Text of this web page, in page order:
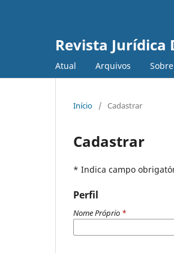
Revista Jurídica
Atual Arquivos Sobre
Início / Cadastrar
Cadastrar
* Indica campo
Perfil
Nome Próprio *